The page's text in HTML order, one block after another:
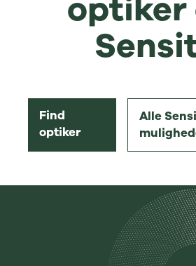
optiker
Find
optiker
Alle